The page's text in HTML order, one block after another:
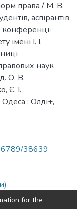
права / М. В.
аспірантів
конференції
імені І. І.
наук
О. В.
Є. І.
: Олді+,
38639
for the